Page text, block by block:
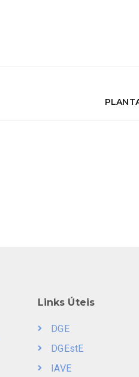
Links Úteis
DGE
DGEstE
IAVE